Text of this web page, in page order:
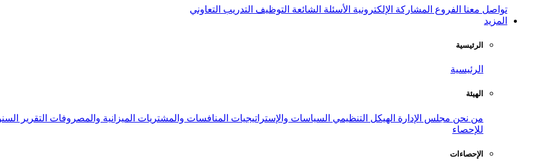
تواصل معنا الفروع المشاركة الإلكترونية الأسئلة الشائعة التوظيف التدريب التعاوني
المزيد
الرئيسية
الرئيسية
الهيئة
من نحن مجلس الإدارة الهيكل التنظيمي السياسات والإستراتيجيات المنافسات والمشتريات الميزانية والمصروفات التقرير
للإحصاء
الإحصاءات